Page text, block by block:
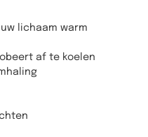
lichaam warm
af te koelen